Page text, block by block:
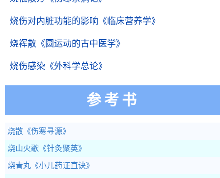
烧伤对内脏功能的影响 《临床营养学》
烧裈散 《圆运动的古中医学》
烧伤感染 《外科学总论》
参考书
烧散 《伤寒寻源》
烧山火歌 《针灸聚英》
烧青丸 《小儿药证直诀》